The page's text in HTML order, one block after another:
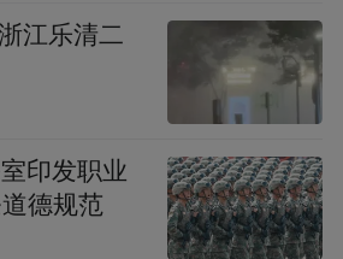
遵守防疫规定，回国后根据
项防疫要求。
媒体平台“大风号”用户上传并发
息存储空间服务。
above (including the videos,
if any) is uploaded and posted
江乐清二
印发职业
德规范